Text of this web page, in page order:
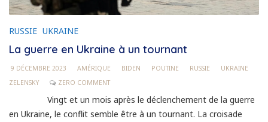
RUSSIE UKRAINE
La guerre en Ukraine à un tournant
9 DÉCEMBRE 2023 AMÉRIQUE BIDEN POUTINE RUSSIE
UKRAINE
ZELENSKY
ZERO COMMENT
Vingt et un mois après le déclenchement de la guerre
en Ukraine, le conflit semble être à un tournant. La croisade